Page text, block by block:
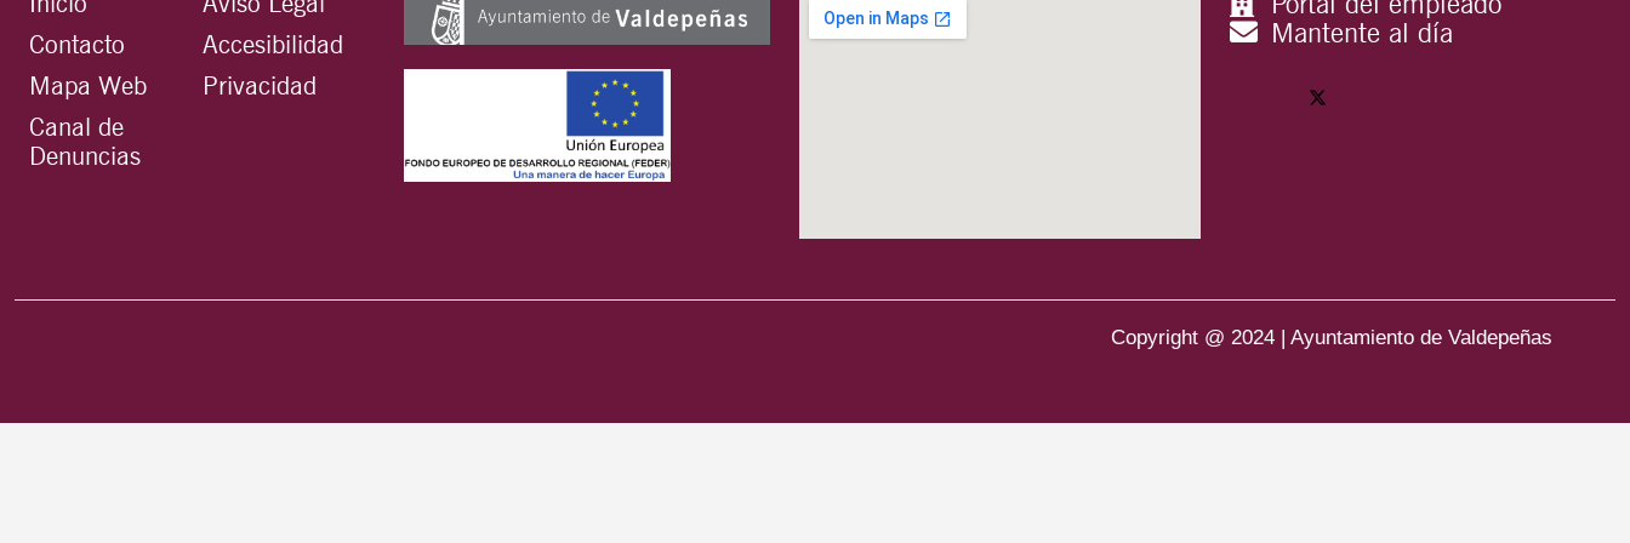
Contacto
Mapa Web
Canal de
Denuncias
Accesibilidad
Privacidad
Mantente al día
Copyright @ 2024 | Ayuntamiento de Valdepeñas